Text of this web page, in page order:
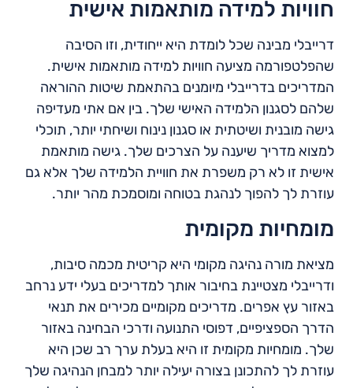
חוויות למידה מותאמות אישית
דרייבלי מבינה שכל לומדת היא ייחודית, וזו הסיבה
שהפלטפורמה מציעה חוויות למידה מותאמות אישית.
המדריכים בדרייבלי מיומנים בהתאמת שיטות ההוראה
שלהם לסגנון הלמידה האישי שלך. בין אם אתי מעדיפה
גישה מובנית ושיטתית או סגנון נינוח ושיחתי יותר, תוכלי
למצוא מדריך שיענה על הצרכים שלך. גישה מותאמת
אישית זו לא רק משפרת את חוויית הלמידה שלך אלא גם
עוזרת לך להפוך לנהגת בטוחה ומוסמכת מהר יותר.
מומחיות מקומית
מציאת מורה נהיגה מקומי היא קריטית מכמה סיבות,
ודרייבלי מצטיינת בחיבור אותך למדריכים בעלי ידע נרחב
באזור עץ אפרים. מדריכים מקומיים מכירים את תנאי
הדרך הספציפיים, דפוסי התנועה ודרכי הבחינה באזור
שלך. מומחיות מקומית זו היא בעלת ערך רב שכן היא
עוזרת לך להתכונן בצורה יעילה יותר למבחן הנהיגה שלך